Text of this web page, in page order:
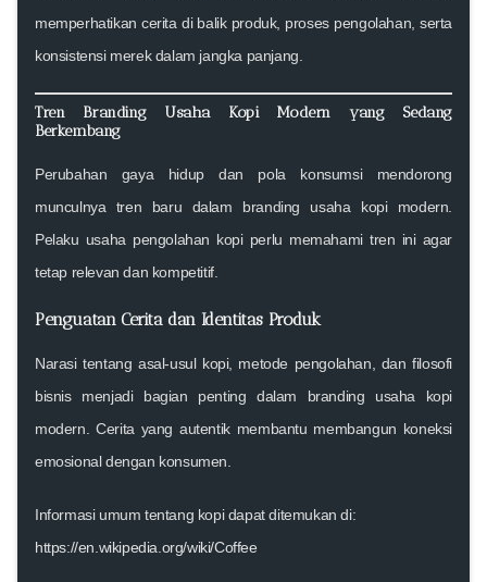
memperhatikan cerita di balik produk, proses pengolahan, serta
konsistensi merek dalam jangka panjang.
Tren Branding Usaha Kopi Modern yang Sedang
Berkembang
Perubahan gaya hidup dan pola konsumsi mendorong
munculnya tren baru dalam branding usaha kopi modern.
Pelaku usaha pengolahan kopi perlu memahami tren ini agar
tetap relevan dan kompetitif.
Penguatan Cerita dan Identitas Produk
Narasi tentang asal-usul kopi, metode pengolahan, dan filosofi
bisnis menjadi bagian penting dalam branding usaha kopi
modern. Cerita yang autentik membantu membangun koneksi
emosional dengan konsumen.
Informasi umum tentang kopi dapat ditemukan di:
https://en.wikipedia.org/wiki/Coffee